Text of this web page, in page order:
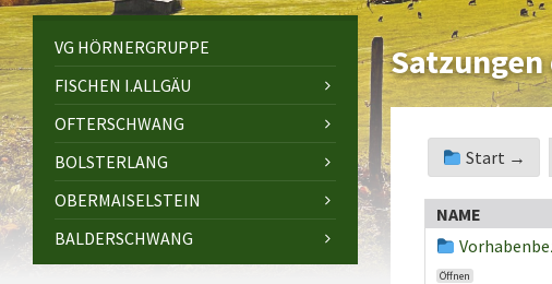
Start →
NAME
Öffnen
VG HÖRNERGRUPPE
FISCHEN I.ALLGÄU
OFTERSCHWANG
BOLSTERLANG
OBERMAISELSTEIN
BALDERSCHWANG